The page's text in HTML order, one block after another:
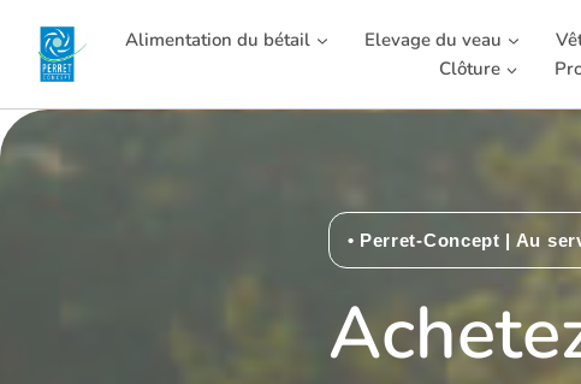
Alimentation du bétail Elevage du veau
Clôture
• Perret-Concept | Au